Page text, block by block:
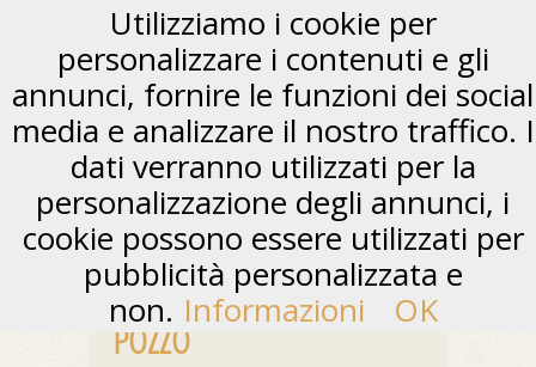
POZZO
Utilizziamo i cookie per
personalizzare i contenuti e gli
annunci, fornire le funzioni dei social
media e analizzare il nostro traffico. I
dati verranno utilizzati per la
personalizzazione degli annunci, i
cookie possono essere utilizzati per
pubblicità personalizzata e
non. Informazioni OK